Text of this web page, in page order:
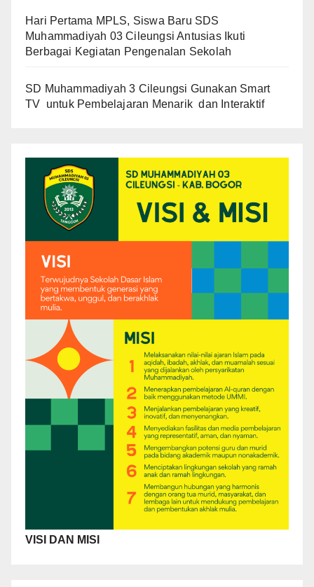
Hari Pertama MPLS, Siswa Baru SDS
Muhammadiyah 03 Cileungsi Antusias Ikuti
Berbagai Kegiatan Pengenalan Sekolah
SD Muhammadiyah 3 Cileungsi Gunakan Smart
TV untuk Pembelajaran Menarik dan Interaktif
VISI DAN MISI